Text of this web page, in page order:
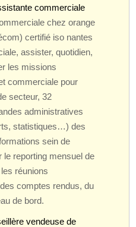
commerciale
chez orange
certifié iso nantes
assister, quotidien,
les missions
commerciale pour
secteur, 32
administratives
statistiques…) des
sein de
le reporting mensuel de
réunions
comptes rendus, du
de bord.
vendeuse de